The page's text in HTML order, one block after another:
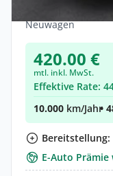
Automatik
Neuwagen
420.00 €
mtl. inkl. MwSt.
Effektive Rate:
10.000 km/Jahr
•
Bereitstellung:
E-Auto